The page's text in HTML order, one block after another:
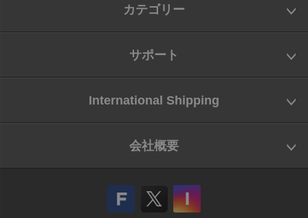
カテゴリー
サポート
International Shipping
会社概要